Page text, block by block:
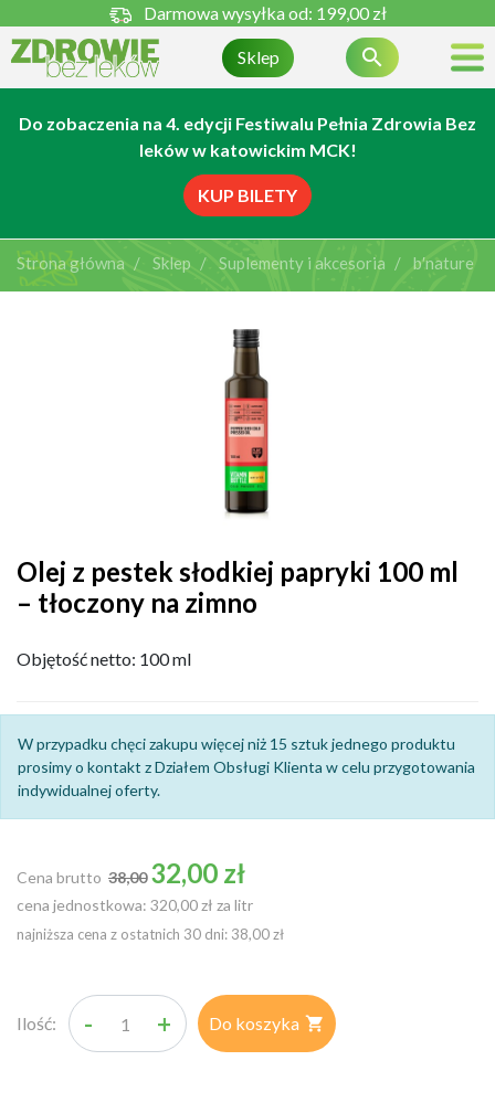
Darmowa wysyłka od: 199,00 zł
Sklep 
Do zobaczenia na 4. edycji Festiwalu Pełnia Zdrowia Bez
leków w katowickim MCK!
KUP BILETY
Strona główna Sklep Suplementy i akcesoria b′nature
Olej z pestek słodkiej papryki 100 ml
– tłoczony na zimno
Objętość netto: 100 ml
W przypadku chęci zakupu więcej niż 15 sztuk jednego produktu
prosimy o kontakt z Działem Obsługi Klienta w celu przygotowania
indywidualnej oferty.
Cena brutto
Cena podstawowa
38,00 32,00 zł
cena jednostkowa: 320,00 zł za litr
najniższa cena z ostatnich 30 dni: 38,00 zł
Ilość: - + Do koszyka 